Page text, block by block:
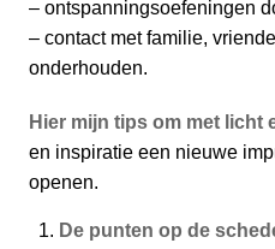
– ontspanningsoefeningen
– contact met familie,
onderhouden.
Hier mijn tips om met licht
en inspiratie een nieuwe
openen.
De punten op de